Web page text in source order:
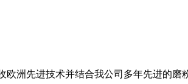
洲先进技术并结合我公司多年先进的